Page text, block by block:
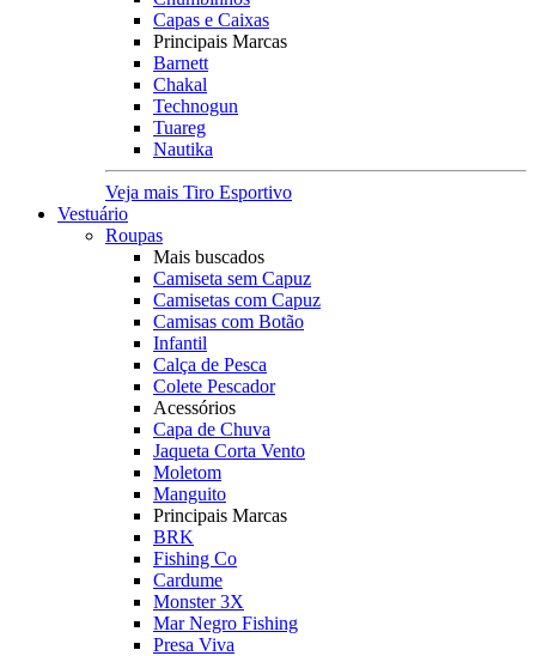
Capas e Caixas
Principais Marcas
Barnett
Chakal
Technogun
Tuareg
Nautika
Veja mais Tiro Esportivo
Vestuário
Roupas
Mais buscados
Camiseta sem Capuz
Camisetas com Capuz
Camisas com Botão
Infantil
Calça de Pesca
Colete Pescador
Acessórios
Capa de Chuva
Jaqueta Corta Vento
Moletom
Manguito
Principais Marcas
BRK
Fishing Co
Cardume
Monster 3X
Mar Negro Fishing
Presa Viva